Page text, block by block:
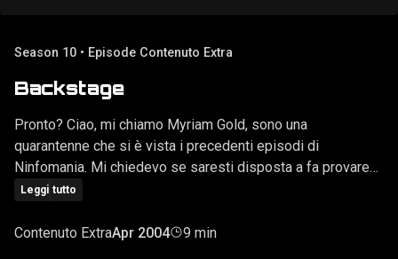
Season 10 • Episode Contenuto Extra
Backstage
Pronto? Ciao, mi chiamo Myriam Gold, sono una
quarantenne che si è vista i precedenti episodi di
Ninfomania. Mi chiedevo se saresti disposta a fa provare
pure a me l'emozione di farsi sbattere da più uomini tutti in
questo il succo della telefonata ricevuta da Natasha Kiss.
Leggi tutto
Contenuto ExtraApr 2004 9 min